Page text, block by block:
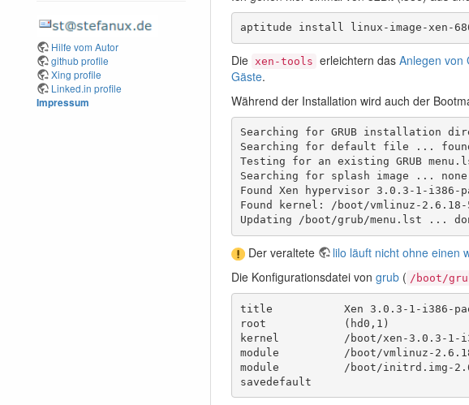
Hilfe vom Autor
github profile
Xing profile
Linked.in profile
Impressum
aptitude install linux-image-xen-
Die xen-tools erleichtern das Anlegen von
Gäste.
Während der Installation wird auch der
Searching for GRUB installation
Searching for default file ...
Testing for an existing GRUB
Searching for splash image ...
Found Xen hypervisor 3.0.3-1-
Found kernel: /boot/vmlinuz-2.6.18-
Updating /boot/grub/menu.lst ...
Der veraltete lilo läuft nicht ohne einen
Die Konfigurationsdatei von grub ( /boot/
title           Xen 3.0.3-1-i386-pae /
root            (hd0,1)
kernel          /boot/xen-3.0.3-1-
module          /boot/vmlinuz-
module          /boot/initrd.img-
savedefault